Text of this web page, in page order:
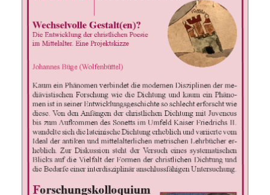
Alle Meldungen
Alle Termine